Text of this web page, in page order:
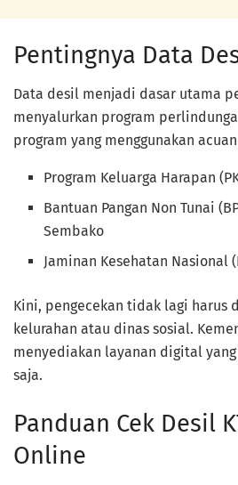
Pentingnya Data
Data desil menjadi dasar utama
menyalurkan program
program yang menggunakan
Program Keluarga Harapan
Bantuan Pangan Non Tunai
Sembako
Jaminan Kesehatan Nasional
Kini, pengecekan tidak lagi harus
kelurahan atau dinas sosial.
menyediakan layanan digital
saja.
Panduan Cek Desil
Online